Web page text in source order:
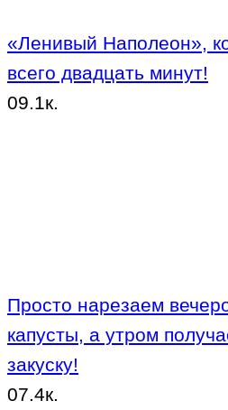
«Ленивый Наполеон»,
всего двадцать минут!
09.1к.
Просто нарезаем
капусты, а утром
закуску!
07.4к.